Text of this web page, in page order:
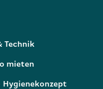
Technik
mieten
Hygienekonzept